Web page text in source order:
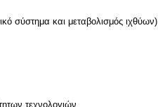
σύστημα και μεταβολισμός ιχθύων)
τεχνολογιών